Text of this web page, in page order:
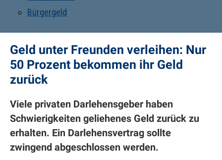
Bürgergeld
Geld unter Freunden verleihen: Nur
50 Prozent bekommen ihr Geld
zurück
Viele privaten Darlehensgeber haben
Schwierigkeiten geliehenes Geld zurück zu
erhalten. Ein Darlehensvertrag sollte
zwingend abgeschlossen werden.